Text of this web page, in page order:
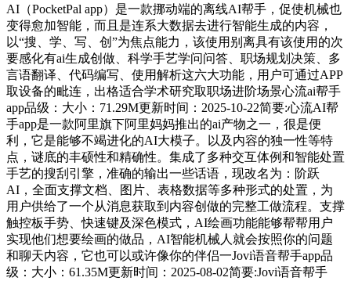
AI（PocketPal app）是一款挪动端的离线AI帮手，促使机械也
变得愈加智能，而且是连系大数据去进行智能生成的内容，
以“搜、学、写、创”为焦点能力，该使用别离具有该使用的次
要感化有ai生成创做、科学手艺学问问答、职场规划决策、多
言语翻译、代码编写、使用解析这六大功能，用户可通过APP
取设备的毗连，出格适合学术研究取职场进阶场景心流ai帮手
app品级：大小：71.29M更新时间：2025-10-22简要:心流AI帮
手app是一款阿里旗下阿里妈妈推出的ai产物之一，很是便
利，它是能够不竭进化的AI大模子。以及内容的独一性等特
点，谜底的丰硕性和精确性。集成了多种交互体例和智能处置
手艺的搜刮引擎，准确的输出一些话语，现改名为：阶跃
AI，全面支撑文档、图片、表格数据等多种形式的处置，为
用户供给了一个从消息获取到内容创做的完整工做流程。支撑
触控板手势、快速键及深色模式，AI绘画功能能够帮帮用户
实现他们想要绘画的做品，AI智能机械人就会按照你的问题
和聊天内容，它也可以或许像你的伴侣一Jovi语音帮手app品
级：大小：61.35M更新时间：2025-08-02简要:Jovi语音帮手